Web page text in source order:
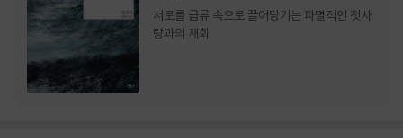
서로를 급류 속으로 끌어당기는 파멸적인 첫사
랑과의 재회